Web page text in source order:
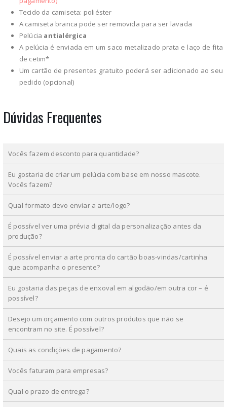
Tecido da camiseta: poliéster
A camiseta branca pode ser removida para ser lavada
Pelúcia antialérgica
A pelúcia é enviada em um saco metalizado prata e laço de fita
de cetim*
Um cartão de presentes gratuito poderá ser adicionado ao seu
pedido (opcional)
Dúvidas Frequentes
Vocês fazem desconto para quantidade?
Eu gostaria de criar um pelúcia com base em nosso mascote.
Vocês fazem?
Qual formato devo enviar a arte/logo?
É possível ver uma prévia digital da personalização antes da
produção?
É possível enviar a arte pronta do cartão boas-vindas/cartinha
que acompanha o presente?
Eu gostaria das peças de enxoval em algodão/em outra cor – é
possível?
Desejo um orçamento com outros produtos que não se
encontram no site. É possível?
Quais as condições de pagamento?
Vocês faturam para empresas?
Qual o prazo de entrega?